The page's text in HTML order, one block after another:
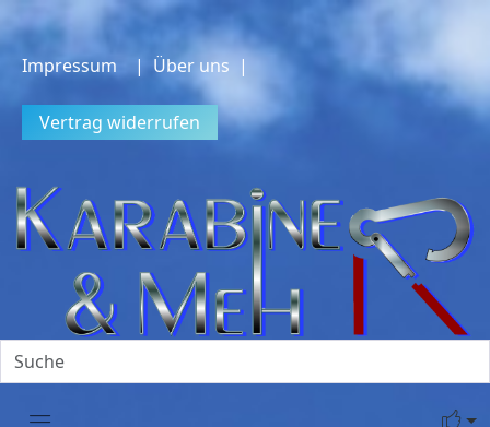
Impressum | Über uns |
Vertrag widerrufen